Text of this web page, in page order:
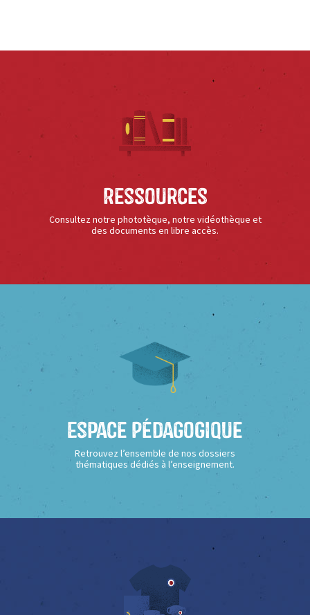
Ressources
Consultez notre phototèque, notre vidéothèque et
des documents en libre accès.
Espace Pédagogique
Retrouvez l’ensemble de nos dossiers
thématiques dédiés à l’enseignement.